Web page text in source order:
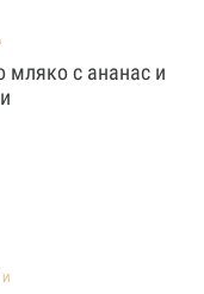
мляко с ананас и